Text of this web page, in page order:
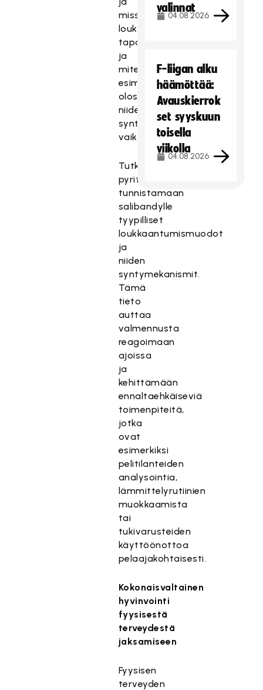
missä
loukkaantumiset
tapahtuvat
ja
miten
esimerkiksi
olosuhteet
niiden
syntyyn
vaikuttavat.
Tutkimuksessa
pyritään
tunnistamaan
salibandylle
tyypilliset
loukkaantumismuodot
ja
niiden
syntymekanismit.
Tämä
tieto
auttaa
valmennusta
reagoimaan
ajoissa
ja
kehittämään
ennaltaehkäiseviä
toimenpiteitä,
jotka
ovat
esimerkiksi
pelitilanteiden
analysointia,
lämmittelyrutiinien
muokkaamista
tai
tukivarusteiden
käyttöönottoa
pelaajakohtaisesti.
Kokonaisvaltainen
hyvinvointi
fyysisestä
terveydestä
jaksamiseen
Fyysisen
terveyden
valinnat
04.08.2026
F-liigan alku
häämöttää:
Avauskierrok
set syyskuun
toisella
viikolla
04.08.2026